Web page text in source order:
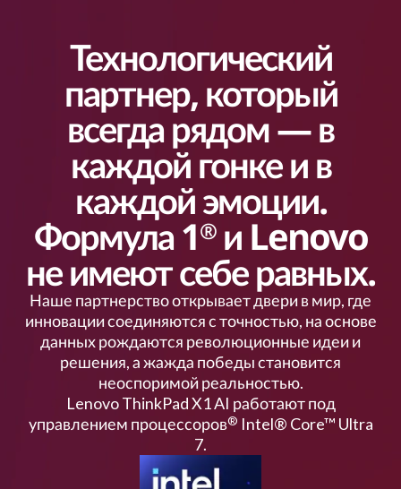
Технологический
партнер, который
всегда рядом — в
каждой гонке и в
каждой эмоции.
Формула 1®и Lenovo
не имеют себе равных.
Наше партнерство открывает двери в мир, где
инновации соединяются с точностью, на основе
данных рождаются революционные идеи и
решения, а жажда победы становится
неоспоримой реальностью.
Lenovo ThinkPad X1 AI работают под
управлением процессоров® Intel® Core™ Ultra
7.